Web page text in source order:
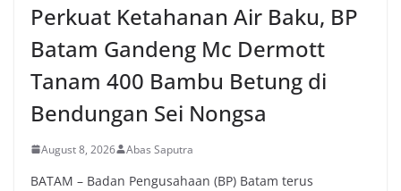
Perkuat Ketahanan Air Baku, BP
Batam Gandeng Mc Dermott
Tanam 400 Bambu Betung di
Bendungan Sei Nongsa
August 8, 2026 Abas Saputra
BATAM – Badan Pengusahaan (BP) Batam terus